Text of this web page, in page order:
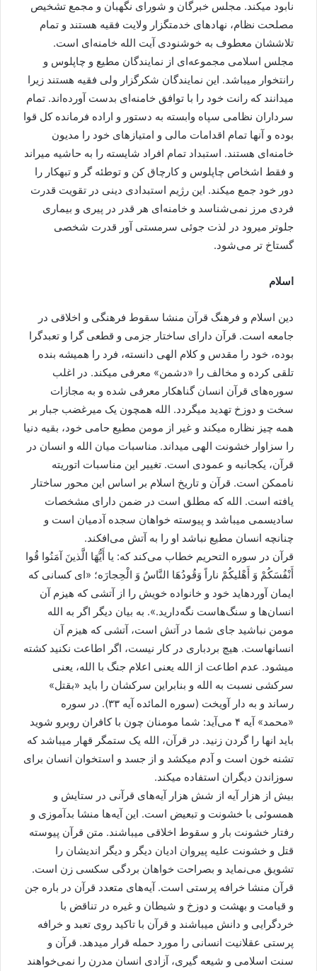
نابود میکند. مجلس خبرگان و شورای نگهبان و مجمع تشخیص
مصلحت نظام، نهادهای خدمتگزار ولایت فقیه هستند و تمام
تلاششان معطوف به خوشنودی آیت الله خامنه‌ای است.
مجلس اسلامی مجموعه‌ای از نمایندگان مطیع و چاپلوس و
رانتخوار میباشد. این نمایندگان شکرگزار ولی فقیه هستند زیرا
میدانند که رانت خود را با توافق خامنه‌ای بدست آورده‌اند. تمام
سرداران نظامی سپاه وابسته به دستور و اراده فرمانده کل قوا
بوده و آنها تمام اقدامات مالی و امتیاز‌های خود را مدیون
خامنه‌ای هستند. استبداد تمام افراد شایسته را به حاشیه میراند
و فقط اشخاص چاپلوس و کارچاق کن و توطئه گر و تبهکار را
دور خود جمع میکند. این رژیم استبدادی دینی در تقویت قدرت
فردی مرز نمی‌شناسد و خامنه‌ای هر قدر در پیری و بیماری
جلوتر میرود در لذت جوئی سرمستی آور قدرت شخصی
گستاخ تر می‌شود.
اسلام
دین اسلام و فرهنگ قرآن منشا سقوط فرهنگی و اخلاقی در
جامعه است. قرآن دارای ساختار جزمی و قطعی گرا و تعبدگرا
بوده، خود را مقدس و کلام الهی دانسته، فرد را همیشه بنده
تلقی کرده و مخالف را «دشمن» معرفی میکند. در اغلب
سوره‌های قرآن انسان گناهکار معرفی شده و به مجازات
سخت و دوزخ تهدید میگردد. الله همچون یک میرغضب جبار بر
همه چیز نظاره میکند و غیر از مومن مطیع حامی خود، بقیه دنیا
را سزاوار خشونت الهی میداند. مناسبات میان الله و انسان در
قرآن، یکجانبه و عمودی است. تغییر این مناسبات اتوریته
ناممکن است. قرآن و تاریخ اسلام بر اساس این محور ساختار
یافته است. الله که مطلق است در ضمن دارای مشخصات
سادیسمی میباشد و پیوسته خواهان سجده آدمیان است و
چنانچه انسان مطیع نباشد او را به آتش می‌افکند.
قرآن در سوره التحریم خطاب می‌کند که: یا أَیُّهَا الَّذینَ آمَنُوا قُوا
أَنْفُسَکُمْ وَ أَهْلیکُمْ ناراً وَقُودُهَا النَّاسُ وَ الْحِجارَه؛ «ای کسانی که
ایمان آورده‏اید خود و خانواده خویش را از آتشی که هیزم آن
انسان‌ها و سنگ‌هاست نگه‌دارید.». به بیان دیگر اگر به الله
مومن نباشید جای شما در آتش است، آتشی که هیزم آن
انسانهاست. هیچ بردباری در کار نیست، اگر اطاعت نکنید کشته
میشود. عدم اطاعت از الله یعنی اعلام جنگ با الله، یعنی
سرکشی نسبت به الله و بنابراین سرکشان را باید «بقتل»
رساند و به دار آویخت (سوره المائده آیه ۳۳). در سوره
«محمد» آیه ۴ می‌آید: شما مومنان چون با کافران روبرو شوید
باید انها را گردن زنید. در قرآن، الله یک ستمگر قهار میباشد که
تشنه خون است و آدم میکشد و از جسد و استخوان انسان برای
سوزاندن دیگران استفاده میکند.
بیش از هزار آیه از شش هزار آیه‌های قرآنی در ستایش و
همسوئی با خشونت و تبعیض است. این آیه‌ها منشا بدآموزی و
رفتار خشونت بار و سقوط اخلاقی میباشند. متن قرآن پیوسته
قتل و خشونت علیه پیروان ادیان دیگر و دیگر اندیشان را
تشویق می‌نماید و بصراحت خواهان بردگی سکسی زن است.
قرآن منشا خرافه پرستی است. آیه‌های متعدد قرآن در باره جن
و قیامت و بهشت و دوزخ و شیطان و غیره در تناقض با
خردگرایی و دانش میباشند و قرآن با تاکید روی تعبد و خرافه
پرستی عقلانیت انسانی را مورد حمله قرار میدهد. قرآن و
سنت اسلامی و شیعه گیری، آزادی انسان مدرن را نمی‌خواهند